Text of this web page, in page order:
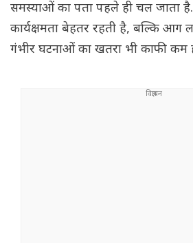
समस्याओं का पता पहले ही चल जाता
कार्यक्षमता बेहतर रहती है, बल्कि आग
गंभीर घटनाओं का खतरा भी काफी कम